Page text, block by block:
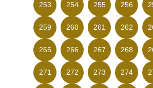
253 254 255 256
259 260 261 262
265 266 267 268
271 272 273 274